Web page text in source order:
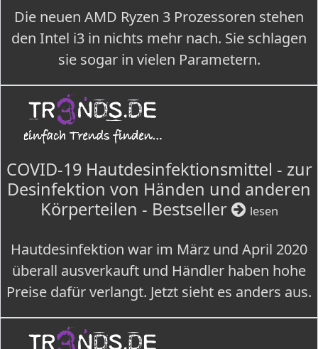
Die neuen AMD Ryzen 3 Prozessoren stehen
den Intel i3 in nichts mehr nach. Sie schlagen
sie sogar in vielen Parametern.
COVID-19 Hautdesinfektionsmittel - zur
Desinfektion von Händen und anderen
Körperteilen - Bestseller
lesen
Hautdesinfektion war im März und April 2020
überall ausverkauft und Händler haben hohe
Preise dafür verlangt. Jetzt sieht es anders aus.